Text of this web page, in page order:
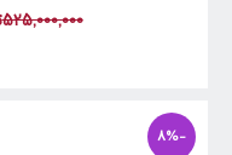
525,000,000تومان
-8%